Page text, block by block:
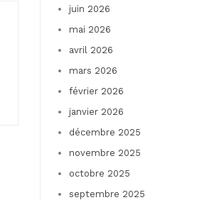
juin 2026
mai 2026
avril 2026
mars 2026
février 2026
janvier 2026
décembre 2025
novembre 2025
octobre 2025
septembre 2025